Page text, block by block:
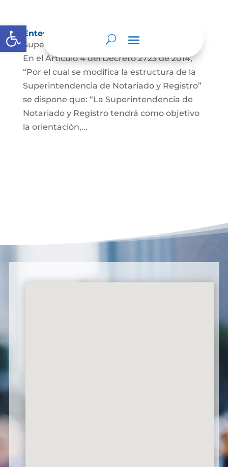
Abrir barra de herramientas
Entes y autoridades que lo vigilan
Superintendencia de Notariado y Registro
En el Artículo 4 del Decreto 2723 de 2014,
“Por el cual se modifica la estructura de la
Superintendencia de Notariado y Registro”
se dispone que: “La Superintendencia de
Notariado y Registro tendrá como objetivo
la orientación,...